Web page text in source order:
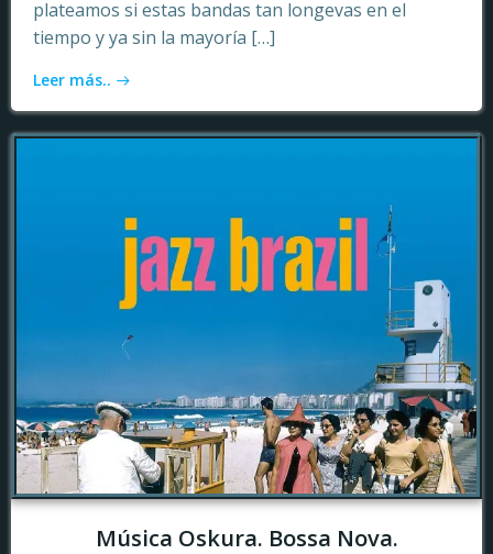
plateamos si estas bandas tan longevas en el
tiempo y ya sin la mayoría […]
Leer más..
Música Oskura. Bossa Nova.